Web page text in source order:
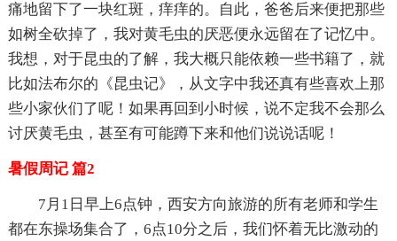
痛地留下了一块红斑，痒痒的。自此，爸爸后来便把那些
如树全砍掉了，我对黄毛虫的厌恶便永远留在了记忆中。
我想，对于昆虫的了解，我大概只能依赖一些书籍了，就
比如法布尔的《昆虫记》，从文字中我还真有些喜欢上那
些小家伙们了呢！如果再回到小时候，说不定我不会那么
讨厌黄毛虫，甚至有可能蹲下来和他们说说话呢！
暑假周记 篇2
7月1日早上6点钟，西安方向旅游的所有老师和学生
都在东操场集合了，6点10分之后，我们怀着无比激动的